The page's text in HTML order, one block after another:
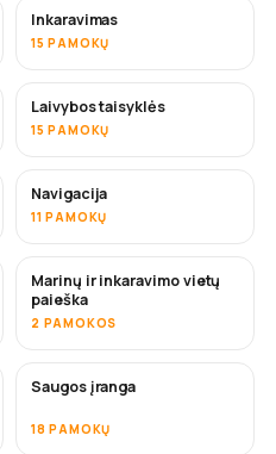
Inkaravimas
15 PAMOKŲ
Laivybos taisyklės
15 PAMOKŲ
Navigacija
11 PAMOKŲ
Marinų ir inkaravimo vietų
paieška
2 PAMOKOS
Saugos įranga
18 PAMOKŲ